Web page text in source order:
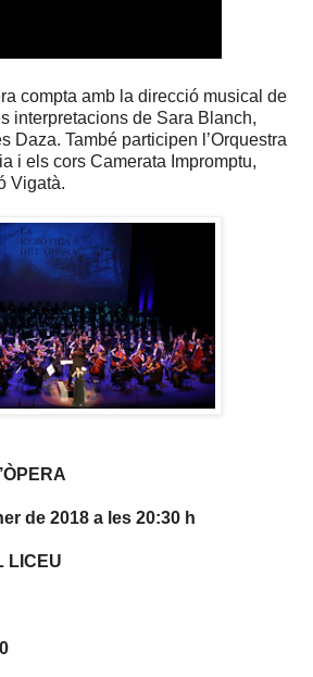
compta amb la direcció musical de
interpretacions de Sara Blanch,
Daza. També participen l’Orquestra
i els cors Camerata Impromptu,
Vigatà.
de 2018 a les 20:30 h
LICEU